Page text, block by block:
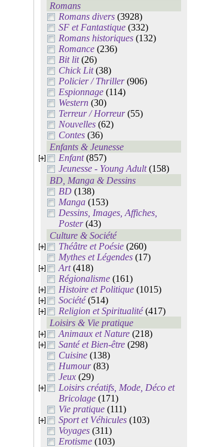
Romans
Romans divers (3928)
SF et Fantastique (332)
Romans historiques (132)
Romance (236)
Bit lit(26)
Chick Lit(38)
Policier / Thriller(906)
Espionnage (114)
Western (30)
Terreur / Horreur(55)
Nouvelles (62)
Contes (36)
Enfants & Jeunesse
Enfant(857)
Jeunesse - Young Adult(158)
BD, Manga & Dessins
BD (138)
Manga (153)
Dessins, Images, Affiches,
Poster(43)
Culture & Société
Théâtre et Poésie (260)
Mythes et Légendes (17)
Art(418)
Régionalisme (161)
Histoire et Politique (1015)
Société(514)
Religion et Spiritualité(417)
Loisirs & Vie pratique
Animaux et Nature (218)
Santé et Bien-être (298)
Cuisine (138)
Humour(83)
Jeux (29)
Loisirs créatifs, Mode, Déco et
Bricolage (171)
Vie pratique (111)
Sport et Véhicules (103)
Voyages (311)
Erotisme (103)